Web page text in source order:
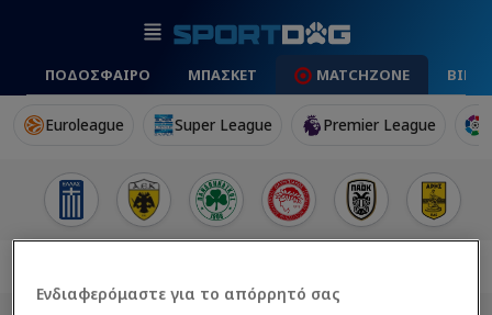
ΠΟΔΟΣΦΑΙΡΟ ΜΠΑΣΚΕΤ MATCHZONE
Euroleague Super League Premier League
Ενδιαφερόμαστε για το απόρρητό σας